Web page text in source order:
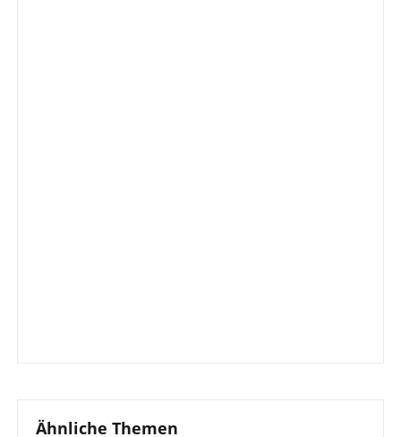
Ähnliche Themen